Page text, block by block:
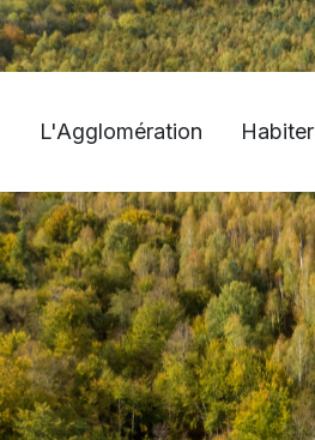
L'Agglomération Habiter